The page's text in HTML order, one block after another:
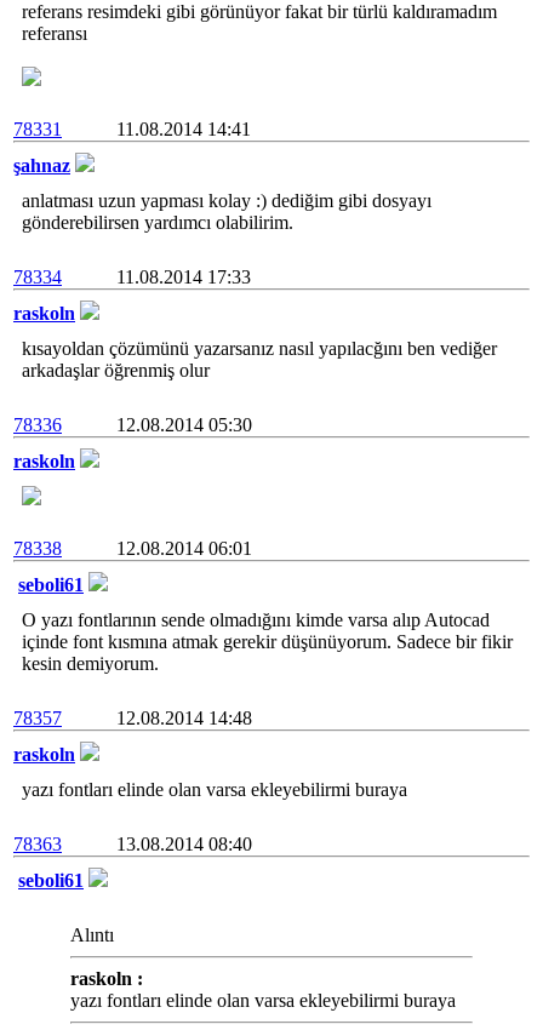
referans resimdeki gibi görünüyor fakat bir türlü kaldıramadım
referansı
78331
11.08.2014 14:41
şahnaz
anlatması uzun yapması kolay :) dediğim gibi dosyayı
gönderebilirsen yardımcı olabilirim.
78334
11.08.2014 17:33
raskoln
kısayoldan çözümünü yazarsanız nasıl yapılacğını ben vediğer
arkadaşlar öğrenmiş olur
78336
12.08.2014 05:30
raskoln
78338
12.08.2014 06:01
seboli61
O yazı fontlarının sende olmadığını kimde varsa alıp Autocad
içinde font kısmına atmak gerekir düşünüyorum. Sadece bir fikir
kesin demiyorum.
78357
12.08.2014 14:48
raskoln
yazı fontları elinde olan varsa ekleyebilirmi buraya
78363
13.08.2014 08:40
seboli61
Alıntı
raskoln :
yazı fontları elinde olan varsa ekleyebilirmi buraya